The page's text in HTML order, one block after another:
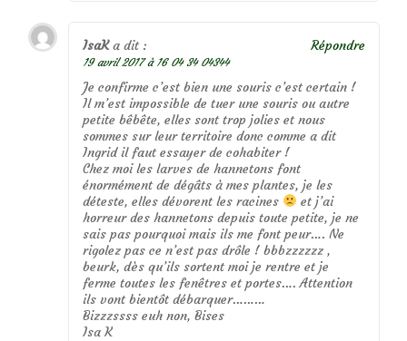
IsaK a dit :
19 avril 2017 à 16 04 34 04344
Je confirme c’est bien une souris c’est certain !
Il m’est impossible de tuer une souris ou autre
petite bêbête, elles sont trop jolies et nous
sommes sur leur territoire donc comme a dit
Ingrid il faut essayer de cohabiter !
Chez moi les larves de hannetons font
énormément de dégâts à mes plantes, je les
déteste, elles dévorent les racines
et j’ai
horreur des hannetons depuis toute petite, je ne
sais pas pourquoi mais ils me font peur…. Ne
rigolez pas ce n’est pas drôle ! bbbzzzzzz ,
beurk, dès qu’ils sortent moi je rentre et je
ferme toutes les fenêtres et portes…. Attention
ils vont bientôt débarquer………
Bizzzssss euh non, Bises
Isa K
Répondre